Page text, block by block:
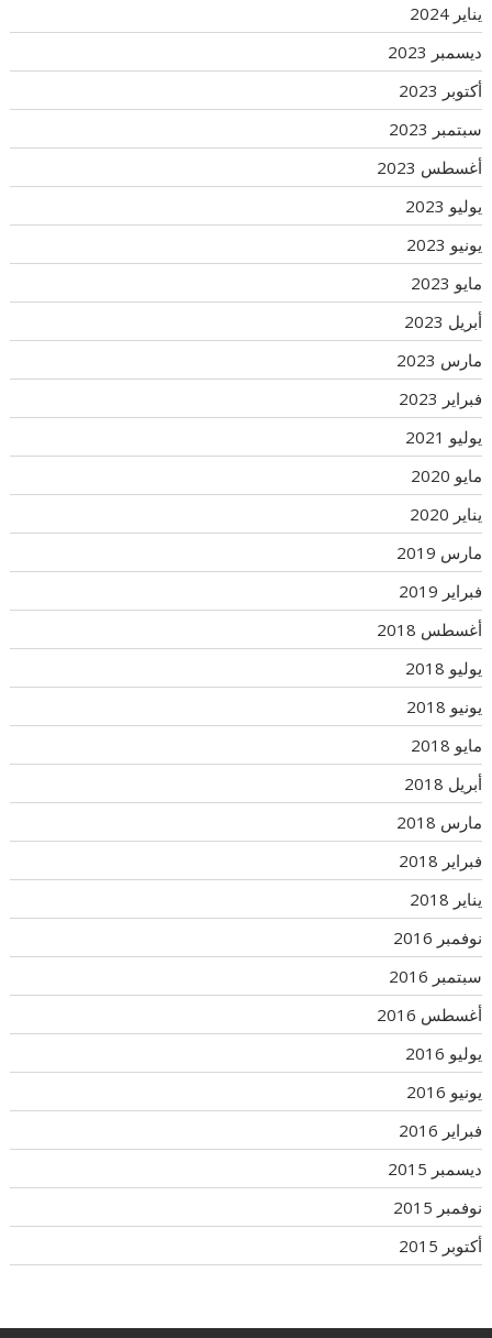
يناير 2024
ديسمبر 2023
أكتوبر 2023
سبتمبر 2023
أغسطس 2023
يوليو 2023
يونيو 2023
مايو 2023
أبريل 2023
مارس 2023
فبراير 2023
يوليو 2021
مايو 2020
يناير 2020
مارس 2019
فبراير 2019
أغسطس 2018
يوليو 2018
يونيو 2018
مايو 2018
أبريل 2018
مارس 2018
فبراير 2018
يناير 2018
نوفمبر 2016
سبتمبر 2016
أغسطس 2016
يوليو 2016
يونيو 2016
فبراير 2016
ديسمبر 2015
نوفمبر 2015
أكتوبر 2015